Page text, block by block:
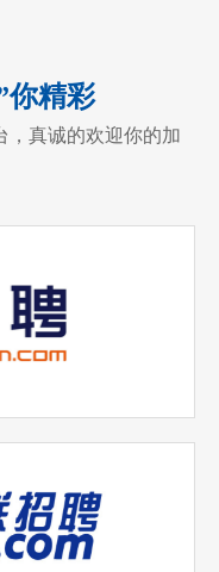
你精彩
，真诚的欢迎你的加